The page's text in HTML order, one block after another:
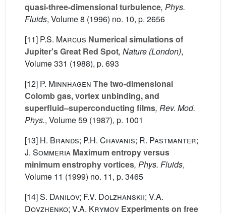
quasi-three-dimensional turbulence, Phys.
Fluids, Volume 8 (1996) no. 10, p. 2656
[11] P.S. Marcus Numerical simulations of
Jupiter's Great Red Spot, Nature (London),
Volume 331 (1988), p. 693
[12] P. Minnhagen The two-dimensional
Colomb gas, vortex unbinding, and
superfluid–superconducting films, Rev. Mod.
Phys., Volume 59 (1987), p. 1001
[13] H. Brands; P.H. Chavanis; R. Pastmanter;
J. Sommeria Maximum entropy versus
minimum enstrophy vortices, Phys. Fluids,
Volume 11 (1999) no. 11, p. 3465
[14]S. Danilov; F.V. Dolzhanskii; V.A.
Dovzhenko; V.A. Krymov Experiments on free